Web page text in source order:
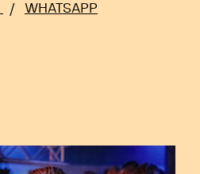
/ WHATSAPP